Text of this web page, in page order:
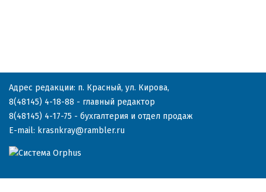
Адрес редакции: п. Красный, ул. Кирова,
8(48145) 4-18-88 - главный редактор
8(48145) 4-17-75 - бухгалтерия и отдел продаж
E-mail: krasnkray@rambler.ru